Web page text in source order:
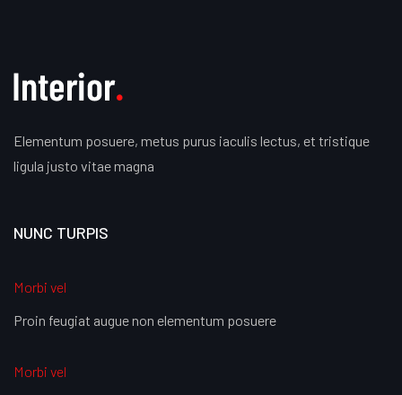
Elementum posuere, metus purus iaculis lectus, et tristique
ligula justo vitae magna
NUNC TURPIS
Morbi vel
Proin feugiat augue non elementum posuere
Morbi vel